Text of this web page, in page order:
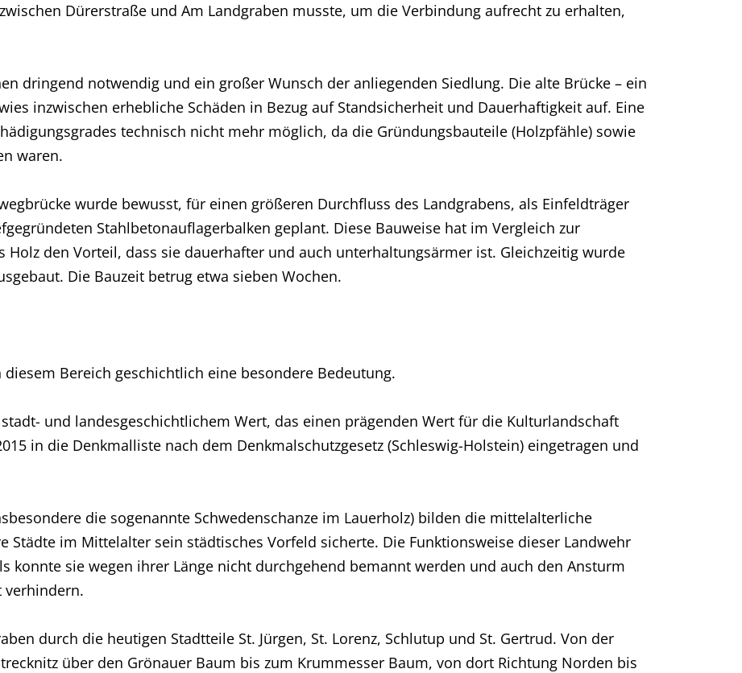
Dürerstraße und Am Landgraben musste, um die Verbindung aufrecht zu erhalten,
dringend notwendig und ein großer Wunsch der anliegenden Siedlung. Die alte Brücke – ein
inzwischen erhebliche Schäden in Bezug auf Standsicherheit und Dauerhaftigkeit auf. Eine
technisch nicht mehr möglich, da die Gründungsbauteile (Holzpfähle) sowie
waren.
wurde bewusst, für einen größeren Durchfluss des Landgrabens, als Einfeldträger
Stahlbetonauflagerbalken geplant. Diese Bauweise hat im Vergleich zur
Holz den Vorteil, dass sie dauerhafter und auch unterhaltungsärmer ist. Gleichzeitig wurde
Die Bauzeit betrug etwa sieben Wochen.
Bereich geschichtlich eine besondere Bedeutung.
und landesgeschichtlichem Wert, das einen prägenden Wert für die Kulturlandschaft
in die Denkmalliste nach dem Denkmalschutzgesetz (Schleswig-Holstein) eingetragen und
die sogenannte Schwedenschanze im Lauerholz) bilden die mittelalterliche
Städte im Mittelalter sein städtisches Vorfeld sicherte. Die Funktionsweise dieser Landwehr
konnte sie wegen ihrer Länge nicht durchgehend bemannt werden und auch den Ansturm
verhindern.
durch die heutigen Stadtteile St. Jürgen, St. Lorenz, Schlutup und St. Gertrud. Von der
über den Grönauer Baum bis zum Krummesser Baum, von dort Richtung Norden bis